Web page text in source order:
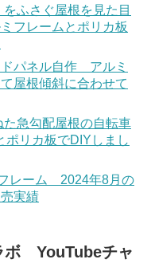
ふさぐ屋根を見た目
フレームとポリカ板
パネル自作 アルミ
屋根傾斜に合わせて
急勾配屋根の自転車
ポリカ板でDIYしまし
レーム 2024年8月の
実績
ボ YouTubeチャ